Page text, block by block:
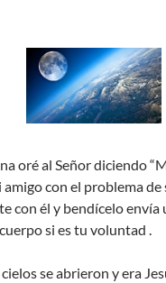
oré al Señor diciendo
con el problema de
con él y bendícelo envía
si es tu voluntad .
se abrieron y era